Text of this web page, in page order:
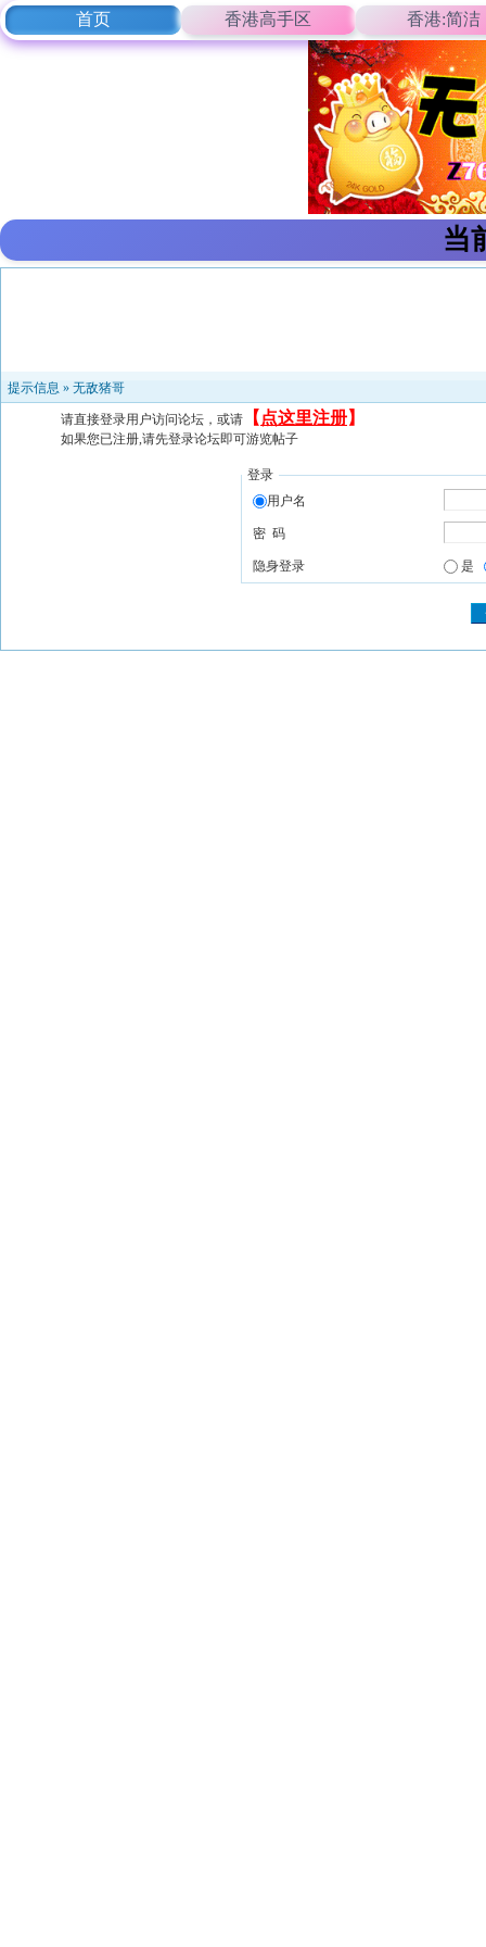
首页 香港高手区 香港:简洁
当
提示信息 » 无敌猪哥
请直接登录用户访问论坛，或请 【 点这里注册】
如果您已注册,请先登录论坛即可游览帖子
登录
用户名
密 码
隐身登录 是